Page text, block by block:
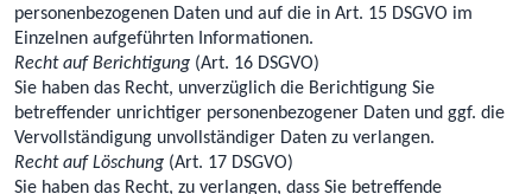
personenbezogenen Daten und auf die in Art. 15 DSGVO im
Einzelnen aufgeführten Informationen.
Recht auf Berichtigung (Art. 16 DSGVO)
Sie haben das Recht, unverzüglich die Berichtigung Sie
betreffender unrichtiger personenbezogener Daten und ggf. die
Vervollständigung unvollständiger Daten zu verlangen.
Recht auf Löschung (Art. 17 DSGVO)
Sie haben das Recht, zu verlangen, dass Sie betreffende